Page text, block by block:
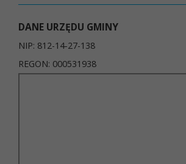
DANE URZĘDU GMINY
NIP: 812-14-27-138
REGON: 000531938